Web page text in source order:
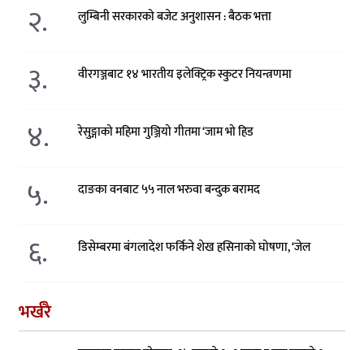
२. लुम्बिनी सरकारको बजेट अनुशासन : बैठक भत्ता
३. वीरगञ्जबाट १४ भारतीय इलेक्ट्रिक स्कुटर नियन्त्रणमा
४. रेसुङ्गाको महिमा गुञ्जियो गीतमा ‘जाम भो हिड
५. दाङका वनबाट ५५ नाल भरुवा बन्दुक बरामद
६. डिसेम्बरमा बंगलादेश फर्किने शेख हसिनाको घोषणा, ‘जेल
भर्खरै